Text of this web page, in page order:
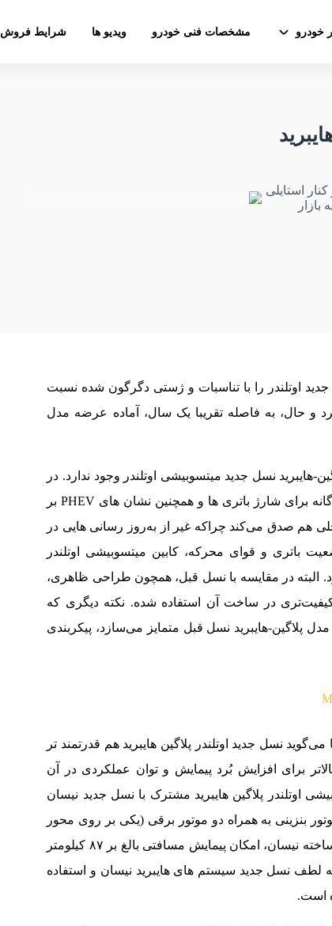
خودرو مشخصات فنی خودرو ویدیو ها شرایط فروش
هایبرید (بنزینی-برقی) ۲۰۲۳ را در کنار استایلی
اوتلندر را با تناسبات و ژستی دگرگون شده نسبت
و حال، به فاصله تقریبا یک سال، آماده عرضه مدل
هایبرید نسل جدید میتسوبیشی اوتلندر وجود ندارد. در
واقع تنها تفاوت های ظاهری، داشتن یک محفظه جداگانه برای شارژ باتری ها و همچنین نشان های PHEV بر
هم صدق می‌کند چراکه غیر از به‌روز رسانی هایی در
باتری و قوای محرکه، کابین میتسوبیشی اوتلندر
البته در مقایسه با نسل قبل، همچون طراحی ظاهری،
در ساخت آن استفاده شده. نکته دیگری که
پلاگین-هایبرید نسل قبل متمایز می‌سازد، پیکربندی
نسل جدید اوتلندر پلاگین هایبرید هم قدرتمند تر
برای افزایش بُرد پیمایش و توان عملکردی در آن
اوتلندر پلاگین هایبرید مشترک با نسل جدید نیسان
بنزینی به همراه دو موتور برقی (یکی بر روی محور
جلو و دیگری بر روی محوز عقب) خواهیم بود که در ساخته نیسان، امکان پیمایش مسافتی بالغ بر ۸۷ کیلومتر
لطف نسل جدید سیستم های هایبرید نیسان و استفاده